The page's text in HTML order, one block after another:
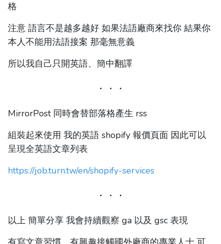
格
注意 語言不是越多越好 如果法語廠商來找你 結果你
本人不能用法語接案 那毫無意義
所以我自己只開英語、簡中翻譯
MirrorPost 同時會替部落格產生 rss
組裝起來使用 我的英語 shopify 報價頁面 因此可以
呈現全英語文章列表
https://job.turn.tw/en/shopify-services
以上 簡單分享 我會持續觀察 ga 以及 gsc 表現